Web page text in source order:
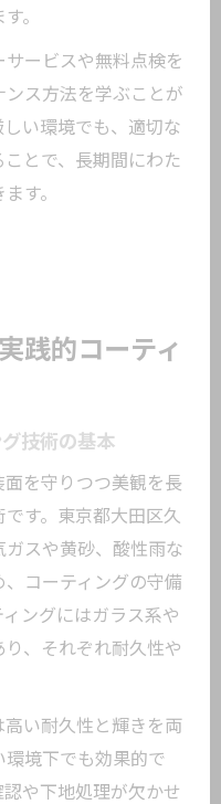
。
ービスや無料点検を
ス方法を学ぶことが
い環境でも、適切な
とで、長期間にわた
す。
践的コーティ
技術の基本
を守りつつ美観を長
す。東京都大田区久
スや黄砂、酸性雨な
コーティングの守備
ングにはガラス系や
、それぞれ耐久性や
い耐久性と輝きを両
境下でも効果的で
や下地処理が欠かせ